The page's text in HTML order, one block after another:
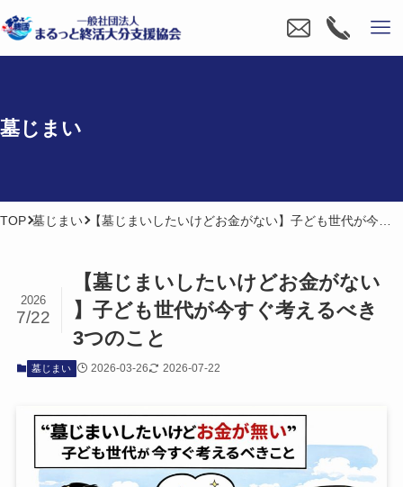
墓じまい
TOP 墓じまい
【墓じまいしたいけど​お金が​ない​
】子ども​世代が​今すぐ​考えるべき​
3つの​こと
2026
7/22
墓じまい 2026-03-26 2026-07-22